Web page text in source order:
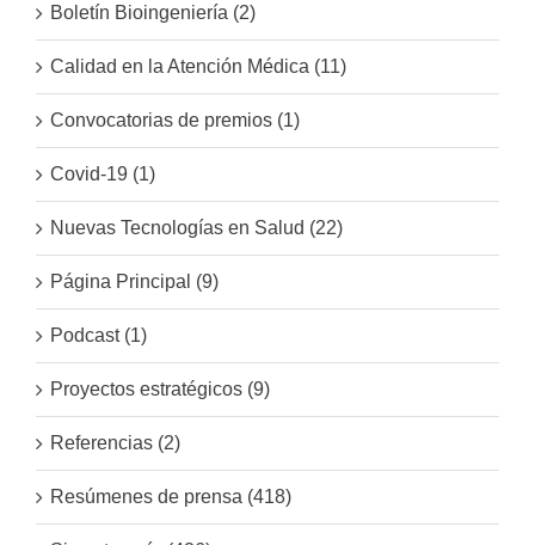
Boletín Bioingeniería (2)
Calidad en la Atención Médica (11)
Convocatorias de premios (1)
Covid-19 (1)
Nuevas Tecnologías en Salud (22)
Página Principal (9)
Podcast (1)
Proyectos estratégicos (9)
Referencias (2)
Resúmenes de prensa (418)